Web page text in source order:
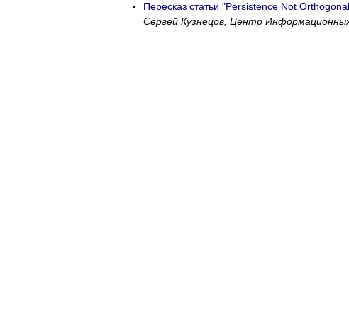
Пересказ статьи "Persistence Not
Сергей Кузнецов, Центр